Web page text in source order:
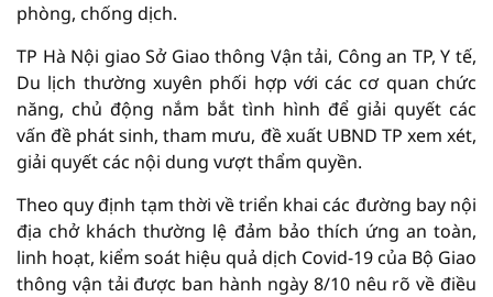
phòng, chống dịch.
TP Hà Nội giao Sở Giao thông Vận tải, Công an TP, Y tế,
Du lịch thường xuyên phối hợp với các cơ quan chức
năng, chủ động nắm bắt tình hình để giải quyết các
vấn đề phát sinh, tham mưu, đề xuất UBND TP xem xét,
giải quyết các nội dung vượt thẩm quyền.
Theo quy định tạm thời về triển khai các đường bay nội
địa chở khách thường lệ đảm bảo thích ứng an toàn,
linh hoạt, kiểm soát hiệu quả dịch Covid-19 của Bộ Giao
thông vận tải được ban hành ngày 8/10 nêu rõ về điều